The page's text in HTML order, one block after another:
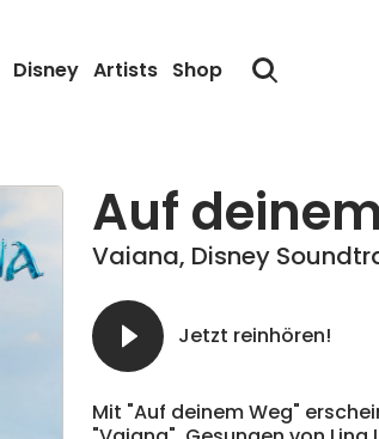
Disney Artists Shop
Auf
Vaiana, Disney
Jetzt reinhören!
Mit "Auf deinem Weg"